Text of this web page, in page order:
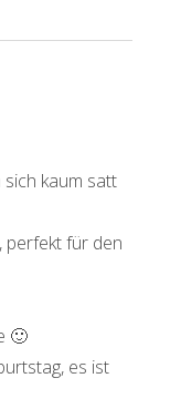
kaum satt
perfekt für den
🙂
es ist